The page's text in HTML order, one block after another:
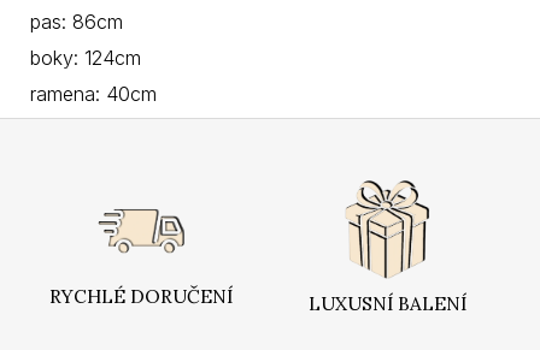
pas: 86cm
boky: 124cm
ramena: 40cm
RYCHLÉ DORUČENÍ LUXUSNÍ BALENÍ